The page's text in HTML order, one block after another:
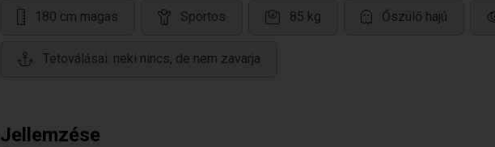
180 cm magas Sportos 85 kg Őszülő hajú
Tetoválásai: neki nincs, de nem zavarja
Jellemzése